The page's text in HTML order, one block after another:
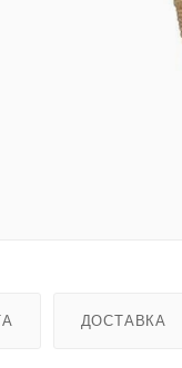
ДОСТАВКА